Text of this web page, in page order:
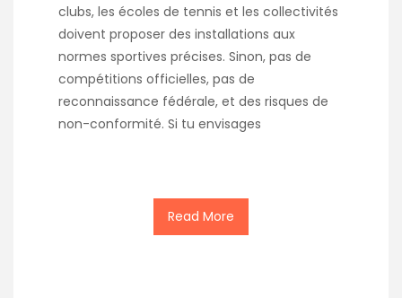
clubs, les écoles de tennis et les collectivités
doivent proposer des installations aux
normes sportives précises. Sinon, pas de
compétitions officielles, pas de
reconnaissance fédérale, et des risques de
non-conformité. Si tu envisages
Read More